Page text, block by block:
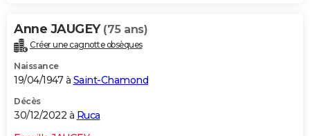
Anne JAUGEY (75 ans)
Créer une cagnotte obsèques
Naissance
19/04/1947 à Saint-Chamond
Décès
30/12/2022 à Ruca